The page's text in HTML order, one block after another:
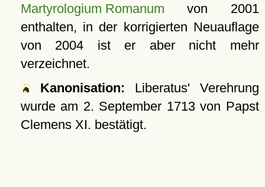
Martyrologium Romanum von 2001
enthalten, in der korrigierten Neuauflage
von 2004 ist er aber nicht mehr
verzeichnet.
Kanonisation: Liberatus' Verehrung
wurde am 2. September 1713von Papst
Clemens XI. bestätigt.